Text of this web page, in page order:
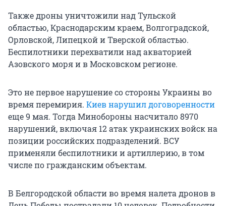
Также дроны уничтожили над Тульской
областью, Краснодарским краем, Волгоградской,
Орловской, Липецкой и Тверской областью.
Беспилотники перехватили над акваторией
Азовского моря и в Московском регионе.
Это не первое нарушение со стороны Украины во
время перемирия. Киев нарушил договоренности
еще 9 мая. Тогда Минобороны насчитало 8970
нарушений, включая 12 атак украинских войск на
позиции российских подразделений. ВСУ
применяли беспилотники и артиллерию, в том
числе по гражданским объектам.
В Белгородской области во время налета дронов в